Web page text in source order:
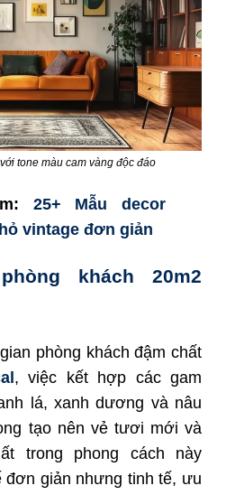
tone màu cam vàng độc đáo
25+ Mẫu decor
vintage đơn giản
khách 20m2
phòng khách đậm chất
, việc kết hợp các gam
lá, xanh dương và nâu
tạo nên vẻ tươi mới và
trong phong cách này
giản nhưng tinh tế, ưu